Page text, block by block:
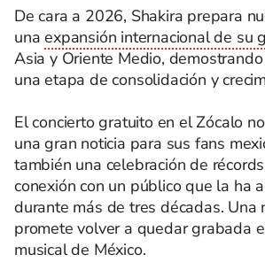
De cara a 2026, Shakira prepara
unaexpansión internacional de su
Asia y Oriente Medio,
una etapa de consolidación y
El concierto gratuito en el Zócalo
una gran noticia para sus fans
también una celebración de
conexión con un público que la ha
durante más de tres décadas. Una
promete volver a quedar grabada
musical de México.